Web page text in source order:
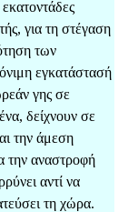
για τη στέγαση
των
εγκατάστασή
γης σε
δείχνουν σε
την άμεση
την αναστροφή
αντί να
τη χώρα.